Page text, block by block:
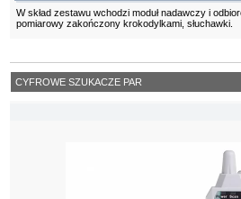
W skład zestawu wchodzi moduł nadawczy i
pomiarowy zakończony krokodylkami, słuchawki.
CYFROWE SZUKACZE PAR